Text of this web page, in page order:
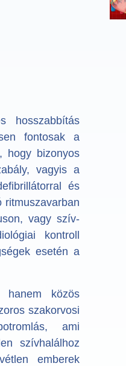
hosszabbítás
fontosak a
hogy bizonyos
vagyis a
és
ritmuszavarban
vagy szív-
kontroll
esetén a
hanem közös
szakorvosi
ami
szívhalálhoz
emberek